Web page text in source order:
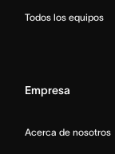
Todos los equipos
Empresa
Acerca de nosotros